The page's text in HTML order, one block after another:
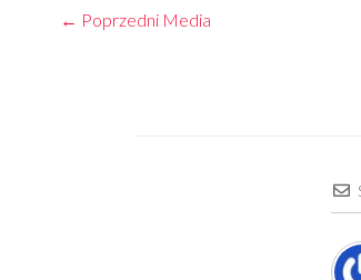
← Poprzedni Media